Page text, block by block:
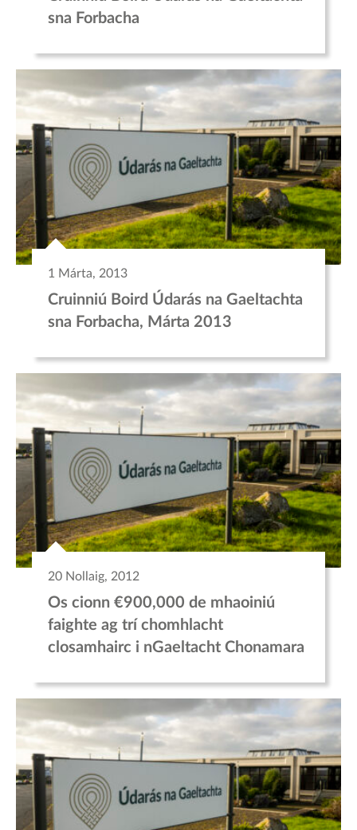
sna Forbacha
1 Márta, 2013
Cruinniú Boird Údarás na Gaeltachta
sna Forbacha, Márta 2013
20 Nollaig, 2012
Os cionn €900,000 de mhaoiniú
faighte ag trí chomhlacht
closamhairc i nGaeltacht Chonamara